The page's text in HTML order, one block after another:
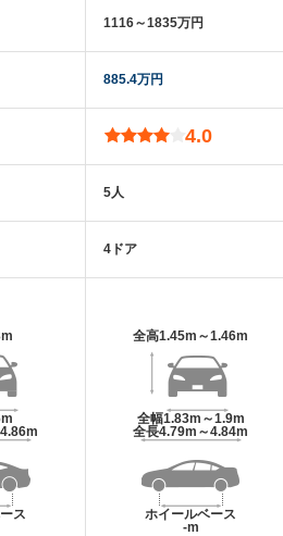
ス
1116～1835万円
885.4万円
4.0
5人
4ドア
全高1.45m～1.46m
全幅1.83m～1.9m
全長4.79m～4.84m
ホイールベース
-m